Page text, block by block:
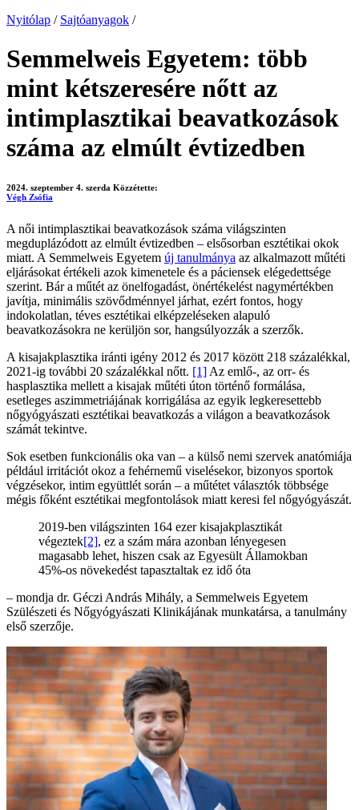
Nyitólap / Sajtóanyagok /
Semmelweis Egyetem: több
mint kétszeresére nőtt az
intimplasztikai beavatkozások
száma az elmúlt évtizedben
2024. szeptember 4. szerda Közzétette:
Végh Zsófia
A női intimplasztikai beavatkozások száma világszinten
megduplázódott az elmúlt évtizedben – elsősorban esztétikai okok
miatt. A Semmelweis Egyetem új tanulmánya az alkalmazott műtéti
eljárásokat értékeli azok kimenetele és a páciensek elégedettsége
szerint. Bár a műtét az önelfogadást, önértékelést nagymértékben
javítja, minimális szövődménnyel járhat, ezért fontos, hogy
indokolatlan, téves esztétikai elképzeléseken alapuló
beavatkozásokra ne kerüljön sor, hangsúlyozzák a szerzők.
A kisajakplasztika iránti igény 2012 és 2017 között 218 százalékkal,
2021-ig további 20 százalékkal nőtt. [1] Az emlő-, az orr- és
hasplasztika mellett a kisajak műtéti úton történő formálása,
esetleges aszimmetriájának korrigálása az egyik legkeresettebb
nőgyógyászati esztétikai beavatkozás a világon a beavatkozások
számát tekintve.
Sok esetben funkcionális oka van – a külső nemi szervek anatómiája
például irritációt okoz a fehérnemű viselésekor, bizonyos sportok
végzésekor, intim együttlét során – a műtétet választók többsége
mégis főként esztétikai megfontolások miatt keresi fel nőgyógyászát.
2019-ben világszinten 164 ezer kisajakplasztikát
végeztek[2], ez a szám mára azonban lényegesen
magasabb lehet, hiszen csak az Egyesült Államokban
45%-os növekedést tapasztaltak ez idő óta
– mondja dr. Géczi András Mihály, a Semmelweis Egyetem
Szülészeti és Nőgyógyászati Klinikájának munkatársa, a tanulmány
első szerzője.